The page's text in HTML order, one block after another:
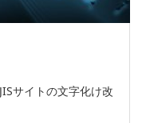
サイトの文字化け改